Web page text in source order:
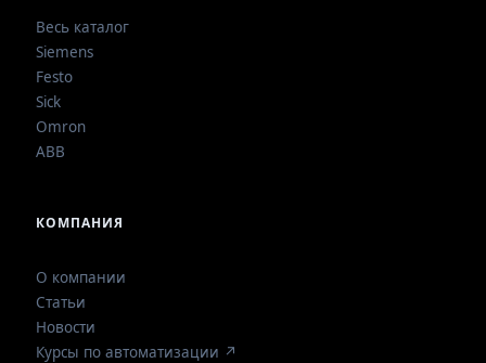
Весь каталог
Siemens
Festo
Sick
Omron
ABB
КОМПАНИЯ
О компании
Статьи
Новости
Курсы по автоматизации ↗